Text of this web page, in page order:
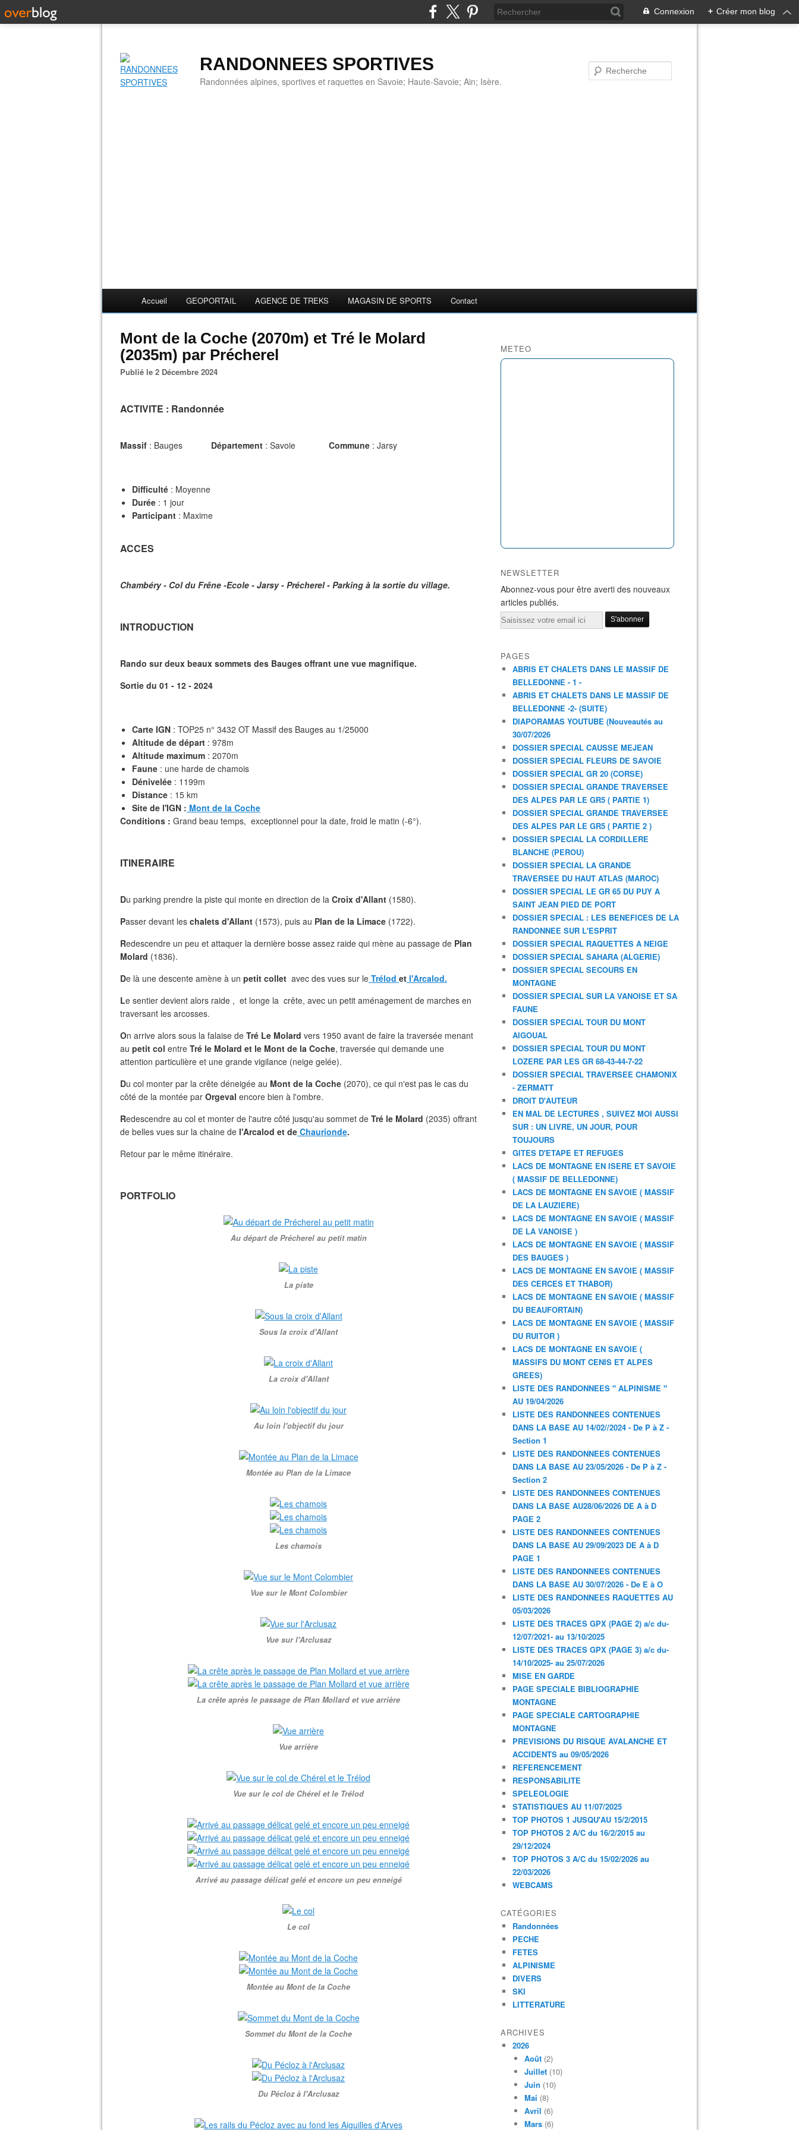
Connexion + Créer mon blog
RANDONNEES SPORTIVES
Randonnées alpines, sportives et raquettes en Savoie; Haute-Savoie; Ain; Isère.
Accueil GEOPORTAIL AGENCE DE TREKS MAGASIN DE SPORTS Contact
Mont de la Coche (2070m) et Tré le Molard
(2035m) par Précherel
Publié le 2 Décembre 2024
ACTIVITE : Randonnée
Massif : Bauges Département : Savoie Commune : Jarsy
Difficulté : Moyenne
Durée : 1 jour
Participant : Maxime
ACCES
Chambéry - Col du Frêne -Ecole - Jarsy - Précherel - Parking à la sortie du village.
INTRODUCTION
Rando sur deux beaux sommets des Bauges offrant une vue magnifique.
Sortie du 01 - 12 - 2024
Carte IGN : TOP25 n° 3432 OT Massif des Bauges au 1/25000
Altitude de départ : 978m
Altitude maximum : 2070m
Faune : une harde de chamois
Dénivelée : 1199m
Distance : 15 km
Site de l'IGN : Mont de la Coche
Conditions : Grand beau temps, exceptionnel pour la date, froid le matin (-6°).
ITINERAIRE
Du parking prendre la piste qui monte en direction de la Croix d'Allant (1580).
Passer devant les chalets d'Allant (1573), puis au Plan de la Limace (1722).
Redescendre un peu et attaquer la dernière bosse assez raide qui mène au passage de Plan
Molard (1836).
De là une descente amène à un petit collet avec des vues sur le Trélod et l'Arcalod.
Le sentier devient alors raide , et longe la crête, avec un petit aménagement de marches en
traversant les arcosses.
On arrive alors sous la falaise de Tré Le Molard vers 1950 avant de faire la traversée menant
au petit col entre Tré le Molard et le Mont de la Coche, traversée qui demande une
attention particulière et une grande vigilance (neige gelée).
Du col monter par la crête déneigée au Mont de la Coche (2070), ce qui n'est pas le cas du
côté de la montée par Orgeval encore bien à l'ombre.
Redescendre au col et monter de l'autre côté jusqu'au sommet de Tré le Molard (2035) offrant
de belles vues sur la chaine de l'Arcalod et de Chaurionde.
Retour par le même itinéraire.
PORTFOLIO
Au départ de Précherel au petit matin
La piste
Sous la croix d'Allant
La croix d'Allant
Au loin l'objectif du jour
Montée au Plan de la Limace
Les chamois
Vue sur le Mont Colombier
Vue sur l'Arclusaz
La crête après le passage de Plan Mollard et vue arrière
Vue arrière
Vue sur le col de Chérel et le Trélod
Arrivé au passage délicat gelé et encore un peu enneigé
Le col
Montée au Mont de la Coche
Sommet du Mont de la Coche
Du Pécloz à l'Arclusaz
METEO
NEWSLETTER
Abonnez-vous pour être averti des nouveaux
articles publiés.
Email
PAGES
ABRIS ET CHALETS DANS LE MASSIF DE
BELLEDONNE - 1 -
ABRIS ET CHALETS DANS LE MASSIF DE
BELLEDONNE -2- (SUITE)
DIAPORAMAS YOUTUBE (Nouveautés au
30/07/2026
DOSSIER SPECIAL CAUSSE MEJEAN
DOSSIER SPECIAL FLEURS DE SAVOIE
DOSSIER SPECIAL GR 20 (CORSE)
DOSSIER SPECIAL GRANDE TRAVERSEE
DES ALPES PAR LE GR5 ( PARTIE 1)
DOSSIER SPECIAL GRANDE TRAVERSEE
DES ALPES PAR LE GR5 ( PARTIE 2 )
DOSSIER SPECIAL LA CORDILLERE
BLANCHE (PEROU)
DOSSIER SPECIAL LA GRANDE
TRAVERSEE DU HAUT ATLAS (MAROC)
DOSSIER SPECIAL LE GR 65 DU PUY A
SAINT JEAN PIED DE PORT
DOSSIER SPECIAL : LES BENEFICES DE LA
RANDONNEE SUR L'ESPRIT
DOSSIER SPECIAL RAQUETTES A NEIGE
DOSSIER SPECIAL SAHARA (ALGERIE)
DOSSIER SPECIAL SECOURS EN
MONTAGNE
DOSSIER SPECIAL SUR LA VANOISE ET SA
FAUNE
DOSSIER SPECIAL TOUR DU MONT
AIGOUAL
DOSSIER SPECIAL TOUR DU MONT
LOZERE PAR LES GR 68-43-44-7-22
DOSSIER SPECIAL TRAVERSEE CHAMONIX
- ZERMATT
DROIT D'AUTEUR
EN MAL DE LECTURES , SUIVEZ MOI AUSSI
SUR : UN LIVRE, UN JOUR, POUR
TOUJOURS
GITES D'ETAPE ET REFUGES
LACS DE MONTAGNE EN ISERE ET SAVOIE
( MASSIF DE BELLEDONNE)
LACS DE MONTAGNE EN SAVOIE ( MASSIF
DE LA LAUZIERE)
LACS DE MONTAGNE EN SAVOIE ( MASSIF
DE LA VANOISE )
LACS DE MONTAGNE EN SAVOIE ( MASSIF
DES BAUGES )
LACS DE MONTAGNE EN SAVOIE ( MASSIF
DES CERCES ET THABOR)
LACS DE MONTAGNE EN SAVOIE ( MASSIF
DU BEAUFORTAIN)
LACS DE MONTAGNE EN SAVOIE ( MASSIF
DU RUITOR )
LACS DE MONTAGNE EN SAVOIE (
MASSIFS DU MONT CENIS ET ALPES
GREES)
LISTE DES RANDONNEES " ALPINISME "
AU 19/04/2026
LISTE DES RANDONNEES CONTENUES
DANS LA BASE AU 14/02//2024 - De P à Z -
Section 1
LISTE DES RANDONNEES CONTENUES
DANS LA BASE AU 23/05/2026 - De P à Z -
Section 2
LISTE DES RANDONNEES CONTENUES
DANS LA BASE AU28/06/2026 DE A à D
PAGE 2
LISTE DES RANDONNEES CONTENUES
DANS LA BASE AU 29/09/2023 DE A à D
PAGE 1
LISTE DES RANDONNEES CONTENUES
DANS LA BASE AU 30/07/2026 - De E à O
LISTE DES RANDONNEES RAQUETTES AU
05/03/2026
LISTE DES TRACES GPX (PAGE 2) a/c du-
12/07/2021- au 13/10/2025
LISTE DES TRACES GPX (PAGE 3) a/c du-
14/10/2025- au 25/07/2026
MISE EN GARDE
PAGE SPECIALE BIBLIOGRAPHIE
MONTAGNE
PAGE SPECIALE CARTOGRAPHIE
MONTAGNE
PREVISIONS DU RISQUE AVALANCHE ET
ACCIDENTS au 09/05/2026
REFERENCEMENT
RESPONSABILITE
SPELEOLOGIE
STATISTIQUES AU 11/07/2025
TOP PHOTOS 1 JUSQU'AU 15/2/2015
TOP PHOTOS 2 A/C du 16/2/2015 au
29/12/2024
TOP PHOTOS 3 A/C du 15/02/2026 au
22/03/2026
WEBCAMS
CATÉGORIES
Randonnées
PECHE
FETES
ALPINISME
DIVERS
SKI
LITTERATURE
ARCHIVES
2026
Août (2)
Juillet (10)
Juin (10)
Mai (8)
Avril (6)
Mars (6)